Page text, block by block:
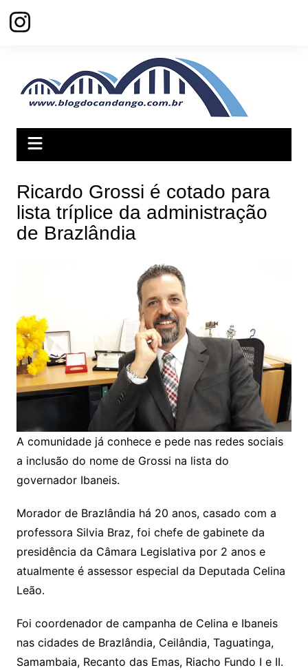
para
Ricardo Grossi é cotado para
lista tríplice da administração
de Brazlândia
A comunidade já conhece e pede nas redes sociais
a inclusão do nome de Grossi na lista do
governador Ibaneis.
Morador de Brazlândia há 20 anos, casado com a
professora Silvia Braz, foi chefe de gabinete da
presidência da Câmara Legislativa por 2 anos e
atualmente é assessor especial da Deputada Celina
Leão.
Foi coordenador de campanha de Celina e Ibaneis
nas cidades de Brazlândia, Ceilândia, Taguatinga,
Samambaia, Recanto das Emas, Riacho Fundo I e II.